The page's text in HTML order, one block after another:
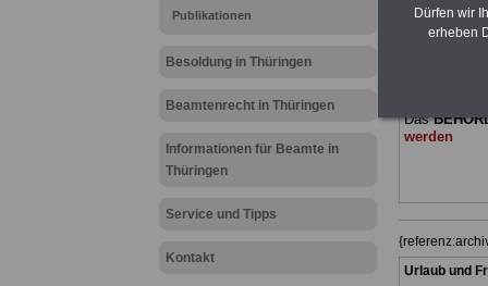
Publikationen
Besoldung in Thüringen
Beamtenrecht in Thüringen
Informationen für Beamte in
Thüringen
Service und Tipps
Kontakt
(Bund/
Ländern.
Das
werden
Urlaub und
Dürfen wir
erheben